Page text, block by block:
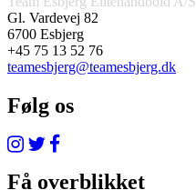
Gl. Vardevej 82
6700 Esbjerg
+45 75 13 52 76
teamesbjerg@teamesbjerg.dk
Følg os
Få overblikket